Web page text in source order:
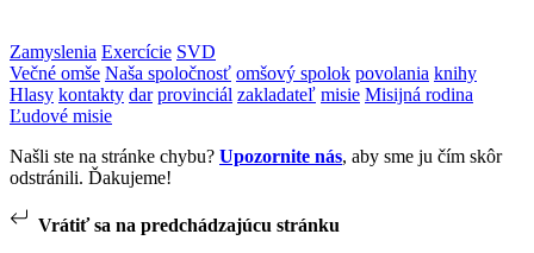
Zamyslenia Exercície SVD
Večné omše Naša spoločnosť omšový spolok povolania knihy
Hlasy kontakty dar provinciál zakladateľ misie Misijná rodina
Ľudové misie
Našli ste na stránke chybu? Upozornite nás, aby sme ju čím skôr
odstránili. Ďakujeme!
Vrátiť sa na predchádzajúcu stránku